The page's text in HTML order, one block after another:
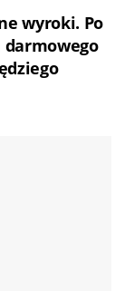
wyroki. Po
darmowego